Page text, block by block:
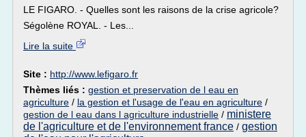
LE FIGARO. - Quelles sont les raisons de la crise agricole?
Ségolène ROYAL. - Les...
Lire la suite
Site : http://www.lefigaro.fr
Thèmes liés : gestion et preservation de l eau en
agriculture / la gestion et l'usage de l'eau en agriculture /
gestion de l eau dans l agriculture industrielle / ministere
de l'agriculture et de l'environnement france / gestion